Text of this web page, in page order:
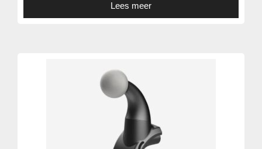
Lees meer